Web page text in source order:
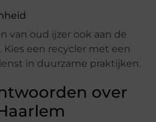
van oud ijzer ook aan de
een recycler met een
in duurzame praktijken.
over